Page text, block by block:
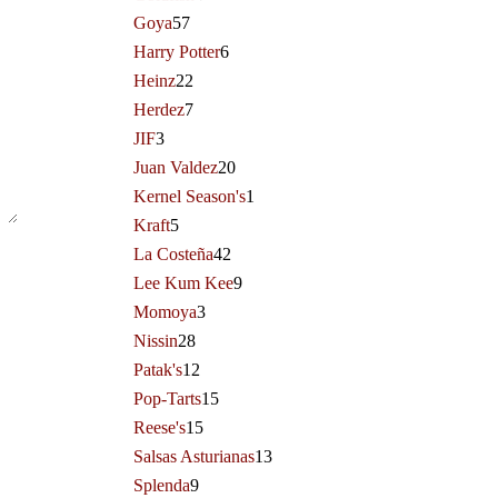
Goya57
Harry Potter6
Heinz22
Herdez7
JIF3
Juan Valdez20
Kernel Season's1
Kraft5
La Costeña42
Lee Kum Kee9
Momoya3
Nissin28
Patak's12
Pop-Tarts15
Reese's15
Salsas Asturianas13
Splenda9